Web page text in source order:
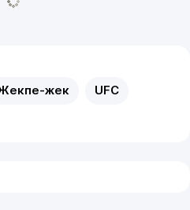
жек UFC